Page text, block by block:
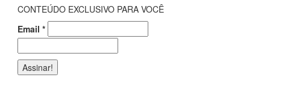
CONTEÚDO EXCLUSIVO PARA VOCÊ
Email *